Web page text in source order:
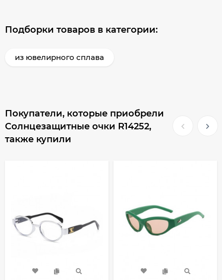
Подборки товаров в категории:
из ювелирного сплава
Покупатели, которые приобрели
Солнцезащитные очки R14252,
также купили